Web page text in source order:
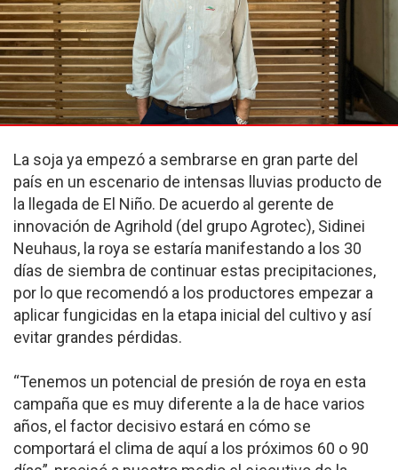
La soja ya empezó a sembrarse en gran parte del
país en un escenario de intensas lluvias producto de
la llegada de El Niño. De acuerdo al gerente de
innovación de Agrihold (del grupo Agrotec), Sidinei
Neuhaus, la roya se estaría manifestando a los 30
días de siembra de continuar estas precipitaciones,
por lo que recomendó a los productores empezar a
aplicar fungicidas en la etapa inicial del cultivo y así
evitar grandes pérdidas.
“Tenemos un potencial de presión de roya en esta
campaña que es muy diferente a la de hace varios
años, el factor decisivo estará en cómo se
comportará el clima de aquí a los próximos 60 o 90